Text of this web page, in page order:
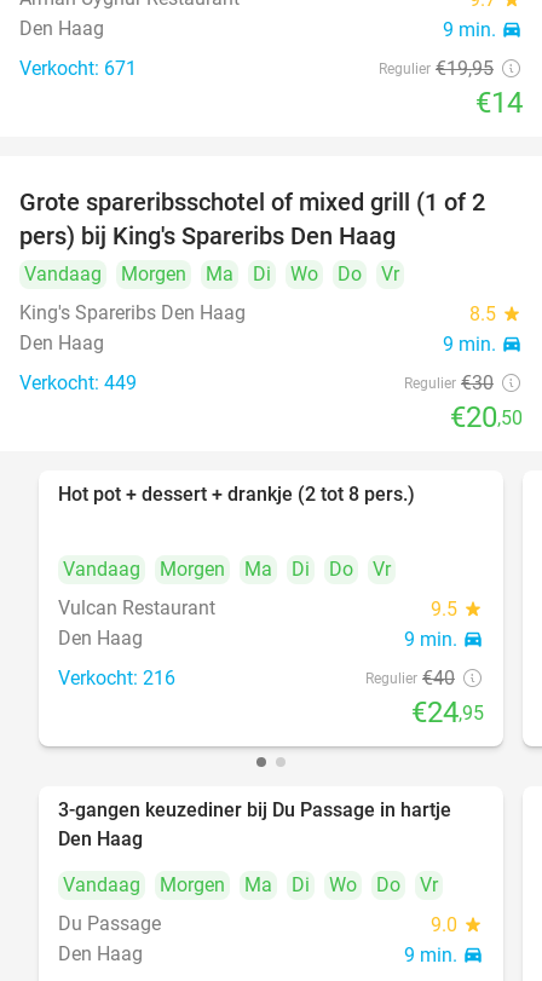
Den Haag 9 min. directions_car
Verkocht: 671 Regulier €19,95
€14
32%
Grote spareribsschotel of mixed grill (1 of 2
pers) bij King's Spareribs Den Haag
Vandaag Morgen Ma Di Wo Do
Vr
King's Spareribs Den Haag
8.5 star
Den Haag 9 min. directions_car
Verkocht: 449 Regulier €30
€20,50
Hot pot + dessert + drankje (2 tot 8 pers.)
Vandaag Morgen Ma Di Do
Vr
Vulcan Restaurant
9.5 star
Den Haag 9 min. directions_car
Verkocht: 216 Regulier €40
€24,95
47%
3-gangen keuzediner bij Du Passage in hartje
Den Haag
Vandaag
Morgen Ma Di Wo Do
Vr
Du Passage
9.0 star
Den Haag 9 min. directions_car